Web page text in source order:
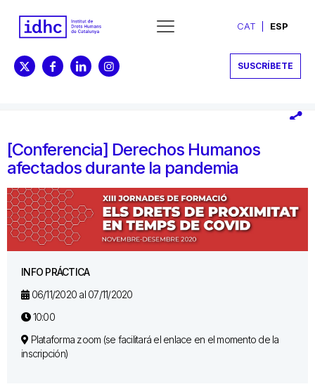
CAT ESP
SUSCRÍBETE
[Conferencia] Derechos Humanos
afectados durante la pandemia
INFO PRÁCTICA
06/11/2020 al 07/11/2020
10:00
Plataforma zoom (se facilitará el enlace en el momento de la
inscripción)